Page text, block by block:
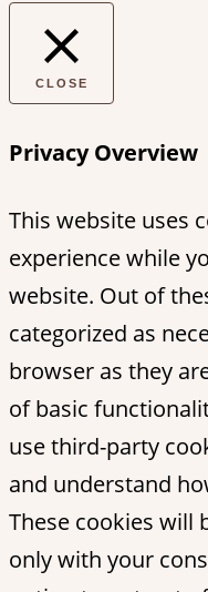
CLOSE
Privacy Overview
This website uses
experience while
website. Out of
categorized as
browser as they
of basic
use third-party
and understand
These cookies will
only with your